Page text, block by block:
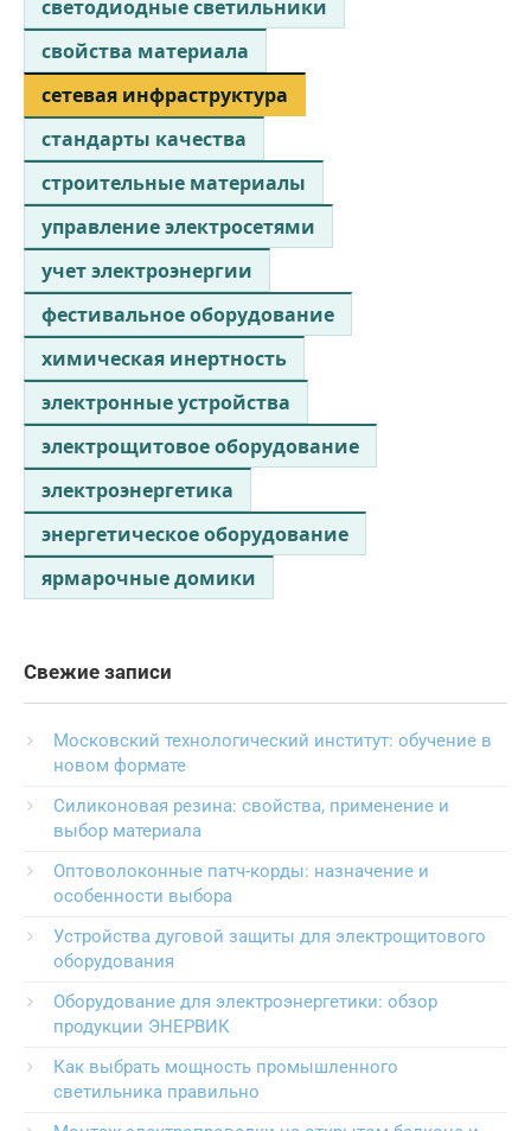
светодиодные светильники
свойства материала
сетевая инфраструктура
стандарты качества
строительные материалы
управление электросетями
учет электроэнергии
фестивальное оборудование
химическая инертность
электронные устройства
электрощитовое оборудование
электроэнергетика
энергетическое оборудование
ярмарочные домики
Свежие записи
Московский технологический институт: обучение в
новом формате
Силиконовая резина: свойства, применение и
выбор материала
Оптоволоконные патч-корды: назначение и
особенности выбора
Устройства дуговой защиты для электрощитового
оборудования
Оборудование для электроэнергетики: обзор
продукции ЭНЕРВИК
Как выбрать мощность промышленного
светильника правильно